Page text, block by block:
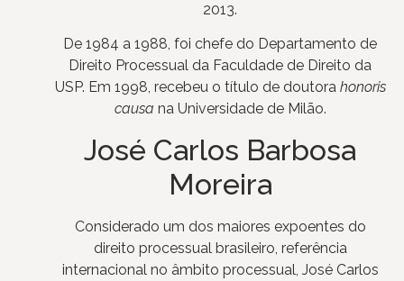
2013.
De 1984 a 1988, foi chefe do Departamento de
Direito Processual da Faculdade de Direito da
USP. Em 1998, recebeu o título de doutora honoris
causa na Universidade de Milão.
José Carlos Barbosa
Moreira
Considerado um dos maiores expoentes do
direito processual brasileiro, referência
internacional no âmbito processual, José Carlos